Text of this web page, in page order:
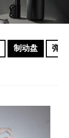
制动盘 弹簧